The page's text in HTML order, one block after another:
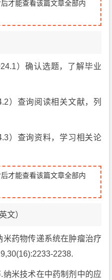
才能查看该篇文章全部内
）确认选题，了解毕业
）查询阅读相关文献，列
）查询资料，学习相关论
才能查看该篇文章全部内
文）
米药物传递系统在肿瘤治疗
2238.
纳米技术在中药制剂中的应